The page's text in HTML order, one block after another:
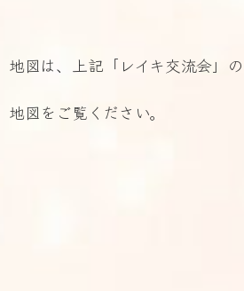
地図は、上記「レイキ交流会」
地図をご覧ください。